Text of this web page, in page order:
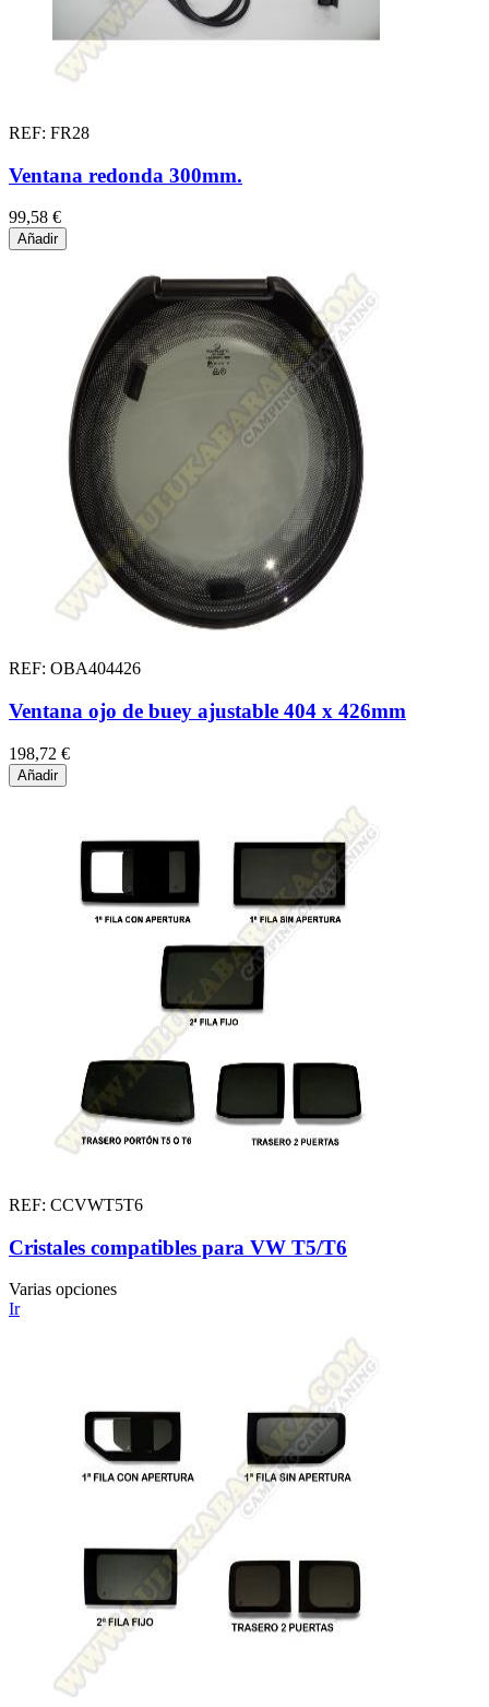
REF: FR28
Ventana redonda 300mm.
99,58 €
Añadir
REF: OBA404426
Ventana ojo de buey ajustable 404 x 426mm
198,72 €
Añadir
REF: CCVWT5T6
Cristales compatibles para VW T5/T6
Varias opciones
Ir